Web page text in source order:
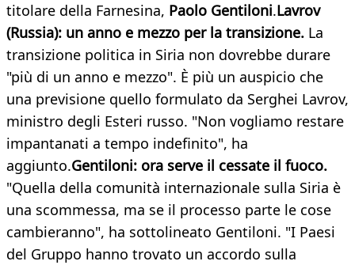
titolare della Farnesina, Paolo Gentiloni.Lavrov
(Russia): un anno e mezzo per la transizione. La
transizione politica in Siria non dovrebbe durare
"più di un anno e mezzo". È più un auspicio che
una previsione quello formulato da Serghei Lavrov,
ministro degli Esteri russo. "Non vogliamo restare
impantanati a tempo indefinito", ha
aggiunto.Gentiloni: ora serve il cessate il fuoco.
"Quella della comunità internazionale sulla Siria è
una scommessa, ma se il processo parte le cose
cambieranno", ha sottolineato Gentiloni. "I Paesi
del Gruppo hanno trovato un accordo sulla